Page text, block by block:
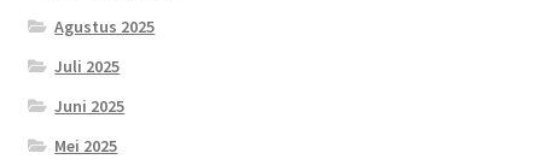
Agustus 2025
Juli 2025
Juni 2025
Mei 2025